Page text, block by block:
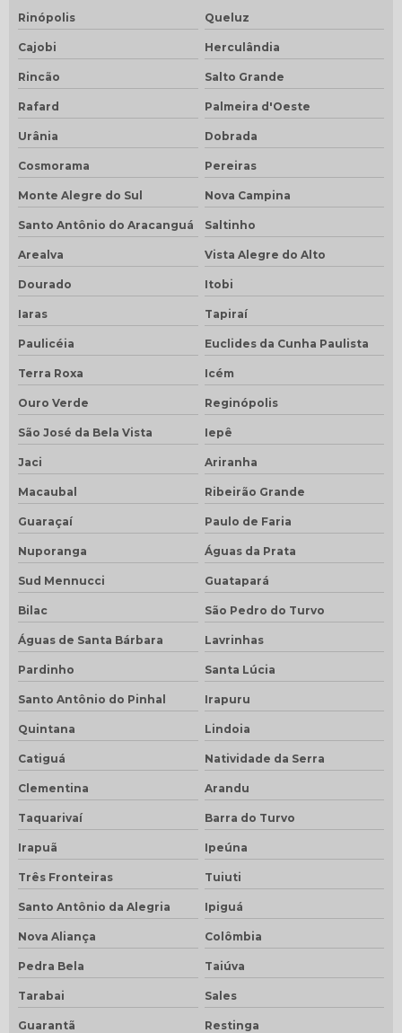
Rinópolis Queluz
Cajobi Herculândia
Rincão Salto Grande
Rafard Palmeira d'Oeste
Urânia Dobrada
Cosmorama Pereiras
Monte Alegre do Sul Nova Campina
Santo Antônio do Aracanguá Saltinho
Arealva Vista Alegre do Alto
Dourado Itobi
Iaras Tapiraí
Paulicéia Euclides da Cunha Paulista
Terra Roxa Icém
Ouro Verde Reginópolis
São José da Bela Vista Iepê
Jaci Ariranha
Macaubal Ribeirão Grande
Guaraçaí Paulo de Faria
Nuporanga Águas da Prata
Sud Mennucci Guatapará
Bilac São Pedro do Turvo
Águas de Santa Bárbara Lavrinhas
Pardinho Santa Lúcia
Santo Antônio do Pinhal Irapuru
Quintana Lindoia
Catiguá Natividade da Serra
Clementina Arandu
Taquarivaí Barra do Turvo
Irapuã Ipeúna
Três Fronteiras Tuiuti
Santo Antônio da Alegria Ipiguá
Nova Aliança Colômbia
Pedra Bela Taiúva
Tarabai Sales
Guarantã Restinga